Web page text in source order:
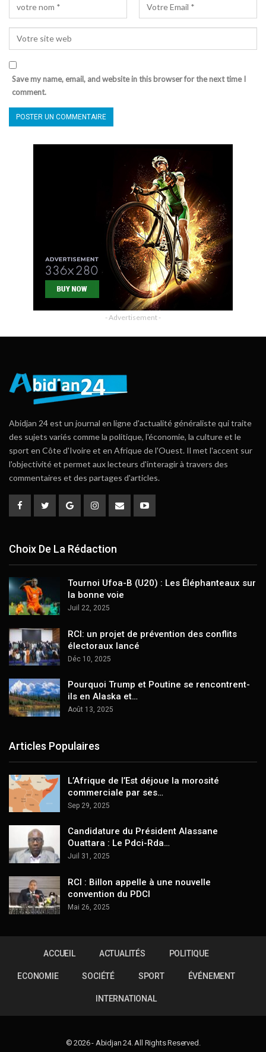
Save my name, email, and website in this browser for the next time I
comment.
- Advertisement -
Abidjan 24 est un journal en ligne d'actualité généraliste qui traite
des sujets variés comme la politique, l'économie, la culture et le
sport en Côte d'Ivoire et en Afrique de l'Ouest. Il met l'accent sur
l'objectivité et permet aux lecteurs d'interagir à travers des
commentaires et des partages d'articles.
Choix De La Rédaction
Tournoi Ufoa-B (U20) : Les Éléphanteaux sur
la bonne voie
Juil 22, 2025
RCI: un projet de prévention des conflits
électoraux lancé
Déc 10, 2025
Pourquoi Trump et Poutine se rencontrent-
ils en Alaska et…
Août 13, 2025
Articles Populaires
L’Afrique de l’Est déjoue la morosité
commerciale par ses…
Sep 29, 2025
Candidature du Président Alassane
Ouattara : Le Pdci-Rda…
Juil 31, 2025
RCI : Billon appelle à une nouvelle
convention du PDCI
Mai 26, 2025
ACCUEIL ACTUALITÉS POLITIQUE
ECONOMIE SOCIÉTÉ SPORT ÉVÉNEMENT
INTERNATIONAL
© 2026 - Abidjan 24. All Rights Reserved.